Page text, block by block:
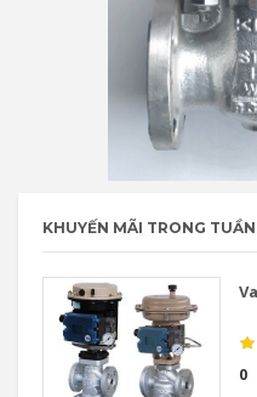
KHUYẾN MÃI TRONG TUẦN
0